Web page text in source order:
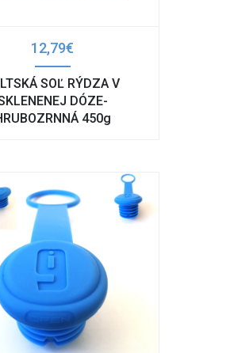
12,79€
SOĽ RÝDZA V
DÓZE-
450g